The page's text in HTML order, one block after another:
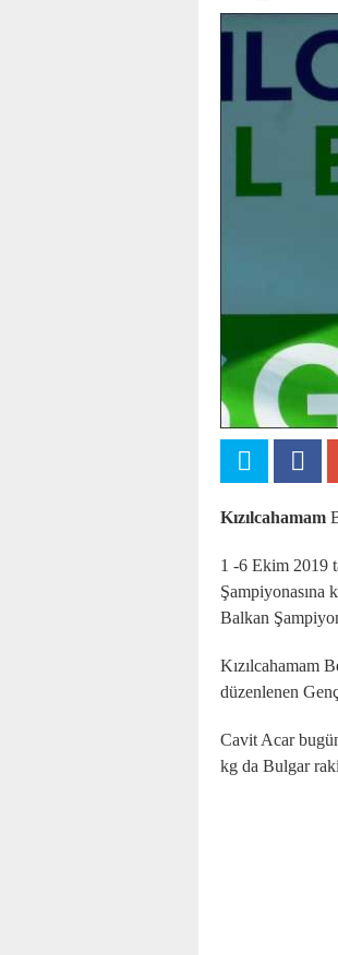
Kızılcahamam
1 -6 Ekim 2019
Şampiyonasına
Balkan
Kızılcahamam
düzenlenen
Cavit Acar
kg da Bulgar